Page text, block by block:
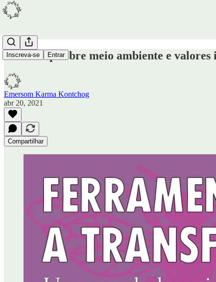
Inscreva-se Entrar
Workshop sobre meio ambiente e valores
Emersom Karma Kontchog
abr 20, 2021
Compartilhar